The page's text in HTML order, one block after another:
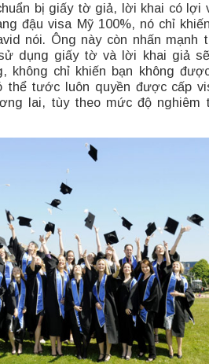
bị giấy tờ giả, lời khai có lợi
đậu visa Mỹ 100%, nó chỉ
nói. Ông này còn nhấn mạnh
dụng giấy tờ và lời khai giả
không chỉ khiến bạn không
thể tước luôn quyền được cấp
lai, tùy theo mức độ nghiêm